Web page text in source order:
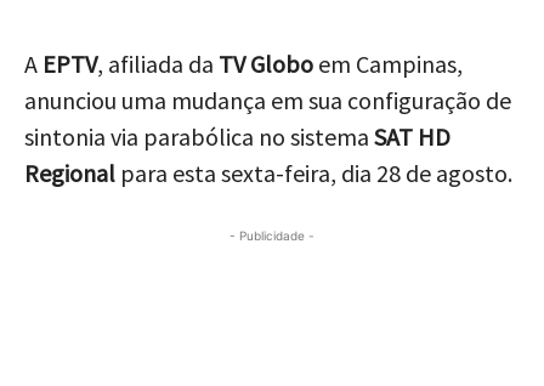
A EPTV, afiliada da TV Globo em Campinas,
anunciou uma mudança em sua configuração de
sintonia via parabólica no sistema SAT HD
Regional para esta sexta-feira, dia 28 de agosto.
- Publicidade -